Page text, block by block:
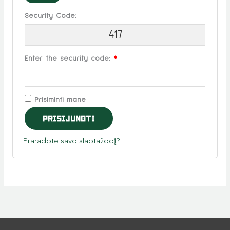
Security Code:
417
Enter the security code: *
Prisiminti mane
Prisijungti
Praradote savo slaptažodį?